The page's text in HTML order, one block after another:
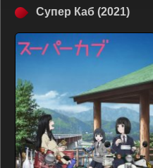
Супер Каб (2021)